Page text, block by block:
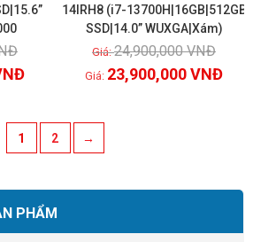
Xem chi tiết
14IRH8 (i7-13700H|16GB|512GB
SSD|14.0” WUXGA|Xám)
24,900,000VNĐ
23,900,000VNĐ
1 2 →
PHẨM